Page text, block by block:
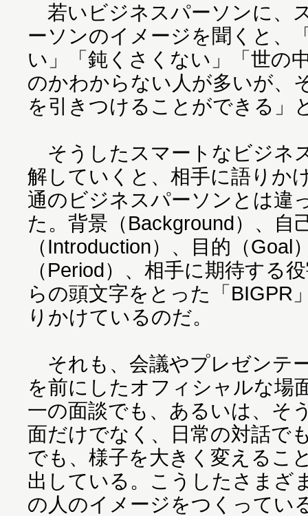
若いビジネスパーソンに、
ーソンのイメージを聞くと、
い」「鈍くさくない」「世の
のかわからない人が多いが、
を引きつけることができる」
そうしたスマートなビジネ
解していくと、相手に語りか
通のビジネスパーソンとは違
た。背景（Background）、自
（Introduction）、目的（Goal
（Period）、相手に期待す
らの頭文字をとった「BIGPR
りかけているのだ。
それも、会議やプレゼンテ
を前にしたオフィシャルな場
一の面談でも、あるいは、そ
面だけでなく、日常の対話で
でも、様子を大きく変えるこ
出している。こうしたさまざ
の人のイメージをつくってい